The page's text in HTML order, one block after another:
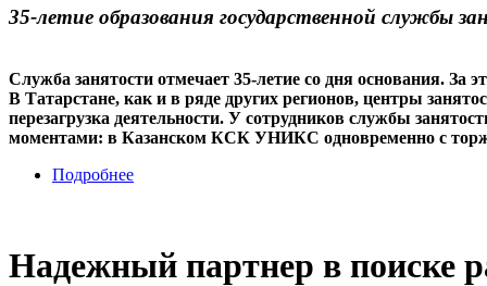
35-летие образования государственной службы
Служба занятости отмечает 35-летие со дня основания.
В Татарстане, как и в ряде других регионов, центры
перезагрузка деятельности. У сотрудников службы
моментами: в Казанском КСК УНИКС одновременно с
Подробнее
Надежный партнер в поиске